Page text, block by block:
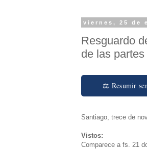
viernes, 25 de
Resguardo
de las
⚖ Resumir
Santiago, trece de
Vistos:
Comparece a fs. 21